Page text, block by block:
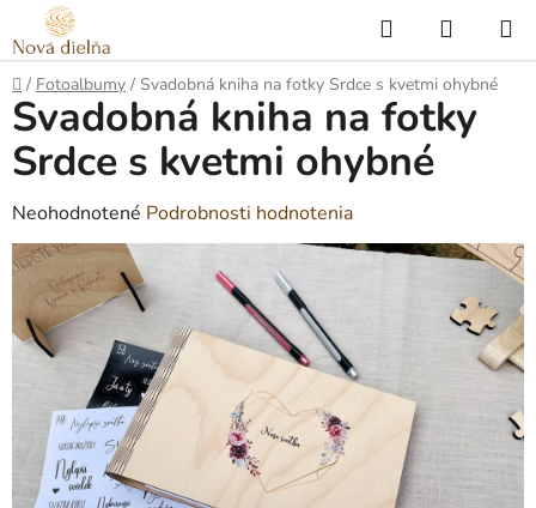
Prejsť
na
obsah
Hľadať
KOŠÍK
Domov
/ Fotoalbumy / Svadobná kniha na fotky Srdce s kvetmi ohybné
Svadobná kniha na fotky
Srdce s kvetmi ohybné
Priemerné
hodnotenie
produktu
0,0
hviezdičiek.
Neohodnotené Podrobnosti hodnotenia